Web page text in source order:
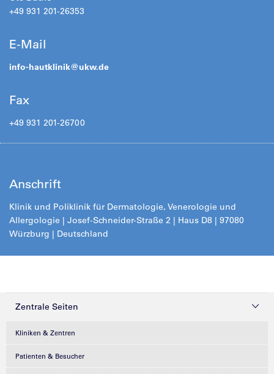
+49 931 201-26353
E-Mail
info-hautklinik@ukw.de
Fax
+49 931 201-26700
Anschrift
Klinik und Poliklinik für Dermatologie, Venerologie und
Allergologie | Josef-Schneider-Straße 2 | Haus D8 | 97080
Würzburg | Deutschland
Zentrale Seiten
Kliniken & Zentren
Patienten & Besucher